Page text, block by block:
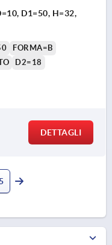
D1=50, H=32,
FORMA=B
D2=18
DETTAGLI
5